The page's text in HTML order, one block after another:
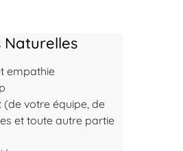
Naturelles
empathie
(de votre équipe, de
et toute autre partie